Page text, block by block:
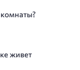
живет